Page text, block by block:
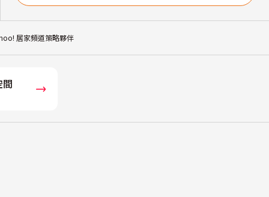
居家頻道策略夥伴